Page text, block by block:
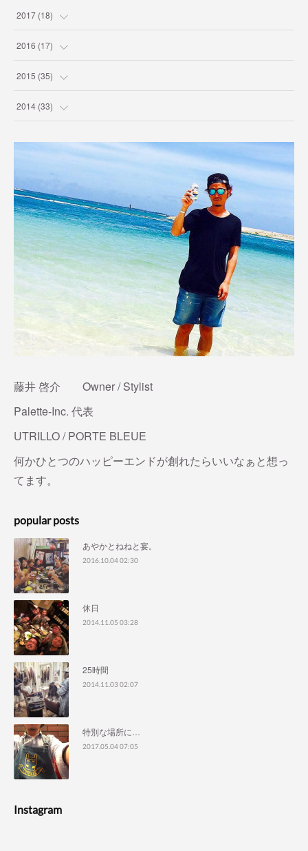
2017 (18)
(7
(3
(7
2016 (17)
(1
(12 )
(1
2015 (35)
(2
(1)
(2)
( 3)
13
2014 (33)
(1)
(3)
(13
藤井 啓介 Owner / Stylist
Palette-Inc. 代表
UTRILLO / PORTE BLEUE
何かひとつのハッピーエンドが創れたらいいなぁと想っ
てます。
popular posts
あやかとねねと宴。
2016.10.04 02:30
休日
2014.11.05 03:28
25時間
2014.11.03 02:07
特別な場所に…
2017.05.04 07:05
Instagram